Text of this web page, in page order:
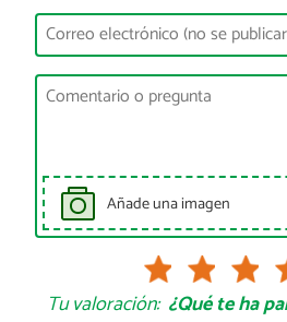
Añade una imagen
Tu valoración: ¿Qué te ha